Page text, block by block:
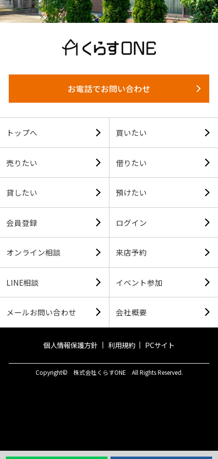
お電話でお問い合わせ
トップへ 買いたい
売りたい 借りたい
貸したい 預けたい
会員登録 ログイン
オンライン相談 来店予約
LINE相談 イベント参加
メールお問い合わせ 会社概要
個人情報保護方針 利用規約 PCサイト
Copyright© 株式会社くらすONE All Rights Reserved.